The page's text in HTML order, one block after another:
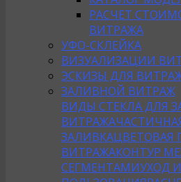
РАСЧЕТ
ВИТРАЖА
УФО-СКЛЕЙКА
ВИЗУАЛИЗАЦИИ
ЭСКИЗЫ ДЛЯ
ЗАЛИВНОЙ ВИТРАЖ
ВИДЫ СТЕКЛА ДЛЯ
ВИТРАЖА
ЗАЛИВКАЦВЕТОВАЯ
ВИТРАЖАКОНТУР
СЕГМЕНТАМИУХОД